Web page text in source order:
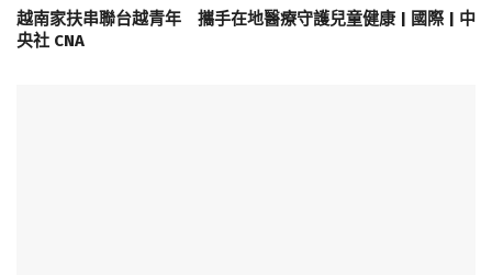
越南家扶串聯台越青年 攜手在地醫療守護兒童健康 | 國際 | 中
央社 CNA